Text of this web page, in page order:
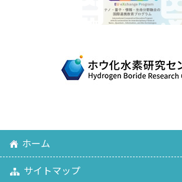
ホーム
サイトマップ